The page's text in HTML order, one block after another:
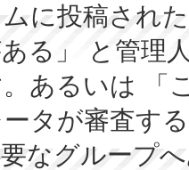
ムに投稿され
る」 と管理
あるいは 「
タが審査す
なグループ